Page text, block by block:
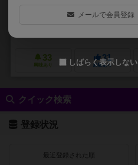
33
興味あり
31
経験あり
クイック検索
登録状況
最近登録された順
メールで会員登録
しばらく表示しない